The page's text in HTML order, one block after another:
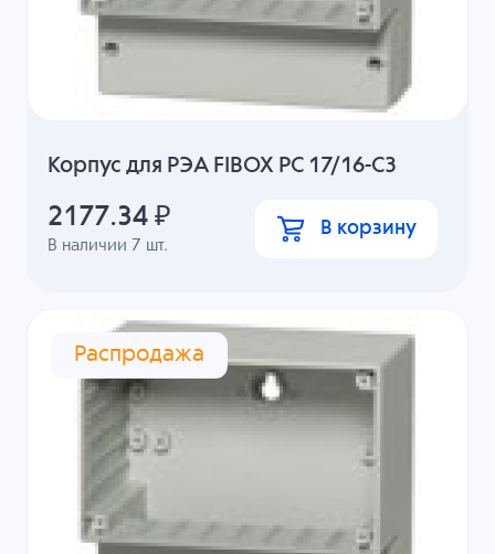
Корпус для РЭА FIBOX PC 17/16-C3
В наличии 7 шт.
2177.34 ₽ В корзину
Распродажа